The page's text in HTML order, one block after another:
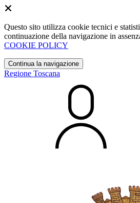
Questo sito utilizza cookie tecnici e
continuazione della navigazione in
COOKIE POLICY
Continua la navigazione
Regione Toscana